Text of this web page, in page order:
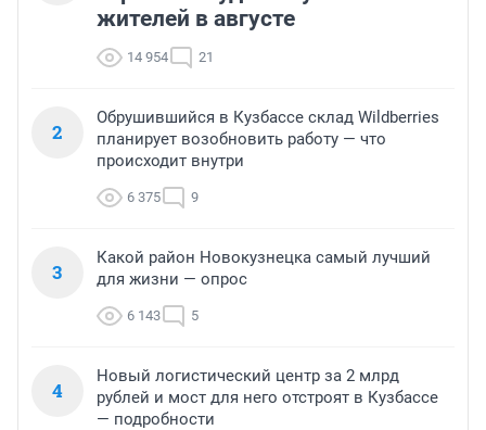
жителей в августе
14 954 21
2
Обрушившийся в Кузбассе склад Wildberries
планирует возобновить работу — что
происходит внутри
6 375 9
3
Какой район Новокузнецка самый лучший
для жизни — опрос
6 143 5
4
Новый логистический центр за 2 млрд
рублей и мост для него отстроят в Кузбассе
— подробности